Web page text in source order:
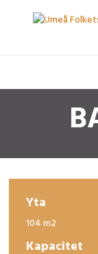
Yta
104 m2
Kapacitet